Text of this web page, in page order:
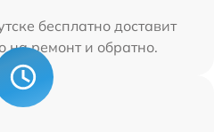
бесплатно доставит
на ремонт и обратно.